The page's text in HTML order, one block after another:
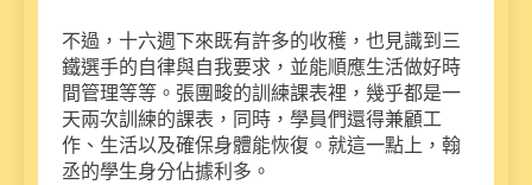
不過，十六週下來既有許多的收穫，也見識到三
鐵選手的自律與自我要求，並能順應生活做好時
間管理等等。張團畯的訓練課表裡，幾乎都是一
天兩次訓練的課表，同時，學員們還得兼顧工
作、生活以及確保身體能恢復。就這一點上，翰
丞的學生身分佔據利多。